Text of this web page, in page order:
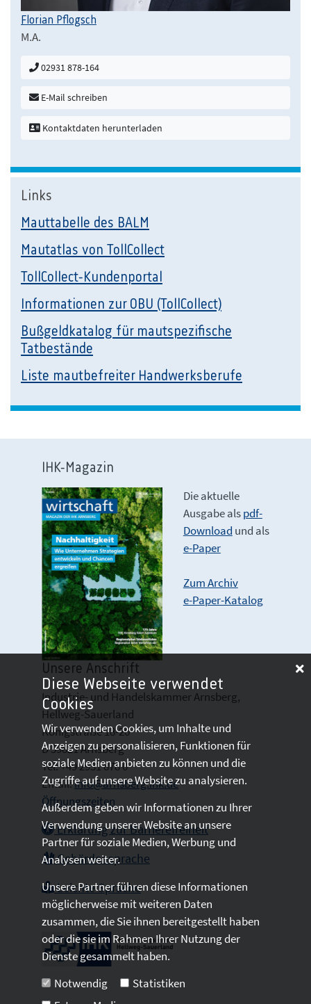
Florian Pflogsch
M.A.
02931 878-164
E-Mail schreiben
Kontaktdaten herunterladen
Links
Mauttabelle des BALM
Mautatlas von TollCollect
TollCollect-Kundenportal
Informationen zur OBU (TollCollect)
Bußgeldkatalog für mautspezifische
Tatbestände
Liste mautbefreiter Handwerksberufe
IHK-Magazin
Die aktuelle
Ausgabe alspdf-
Download und als
e-Paper
Zum Archiv
e-Paper-Katalog
Unsere Anschrift
Industrie- und Handelskammer Arnsberg,
Hellweg-Sauerland
Königstraße 18-20
D 59821 Arnsberg
Tel: +49 2931 878 0
Email:info@arnsberg.ihk.de
Öffnungszeiten
Erklärung zur Barrierefreiheit
Gebärdensprache
Leichte Sprache
Diese Webseite verwendet
Cookies
Wir verwenden Cookies, um Inhalte und
Anzeigen zu personalisieren, Funktionen für
soziale Medien anbieten zu können und die
Zugriffe auf unsere Website zu analysieren.
Außerdem geben wir Informationen zu Ihrer
Verwendung unserer Website an unsere
Partner für soziale Medien, Werbung und
Analysen weiter.
Unsere Partner führen diese Informationen
möglicherweise mit weiteren Daten
zusammen, die Sie ihnen bereitgestellt haben
oder die sie im Rahmen Ihrer Nutzung der
Dienste gesammelt haben.
Notwendig
Statistiken